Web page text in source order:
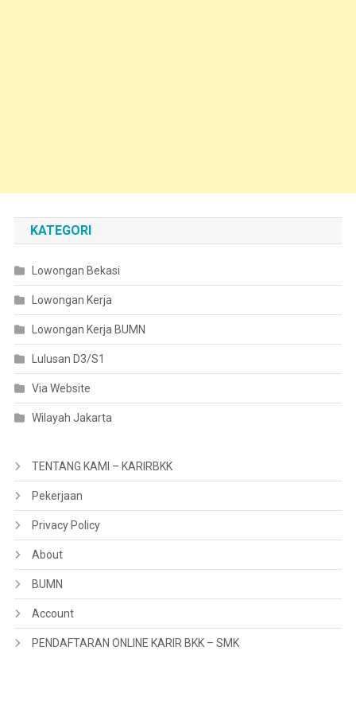
KATEGORI
Lowongan Bekasi
Lowongan Kerja
Lowongan Kerja BUMN
Lulusan D3/S1
Via Website
Wilayah Jakarta
TENTANG KAMI – KARIRBKK
Pekerjaan
Privacy Policy
About
BUMN
Account
PENDAFTARAN ONLINE KARIR BKK – SMK